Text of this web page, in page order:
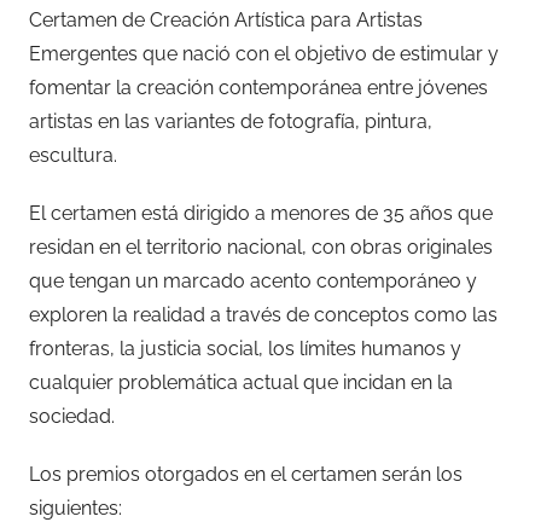
Certamen de Creación Artística para Artistas
Emergentes que nació con el objetivo de estimular y
fomentar la creación contemporánea entre jóvenes
artistas en las variantes de fotografía, pintura,
escultura.
El certamen está dirigido a menores de 35 años que
residan en el territorio nacional, con obras originales
que tengan un marcado acento contemporáneo y
exploren la realidad a través de conceptos como las
fronteras, la justicia social, los límites humanos y
cualquier problemática actual que incidan en la
sociedad.
Los premios otorgados en el certamen serán los
siguientes: